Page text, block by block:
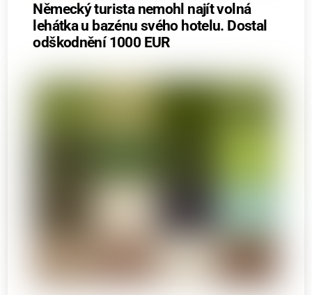
Německý turista nemohl najít volná
lehátka u bazénu svého hotelu. Dostal
odškodnění 1000 EUR